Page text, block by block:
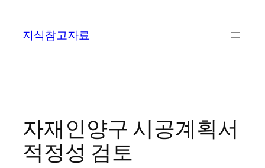
지식참고자료
자재인양구 시공계획서
적정성 검토